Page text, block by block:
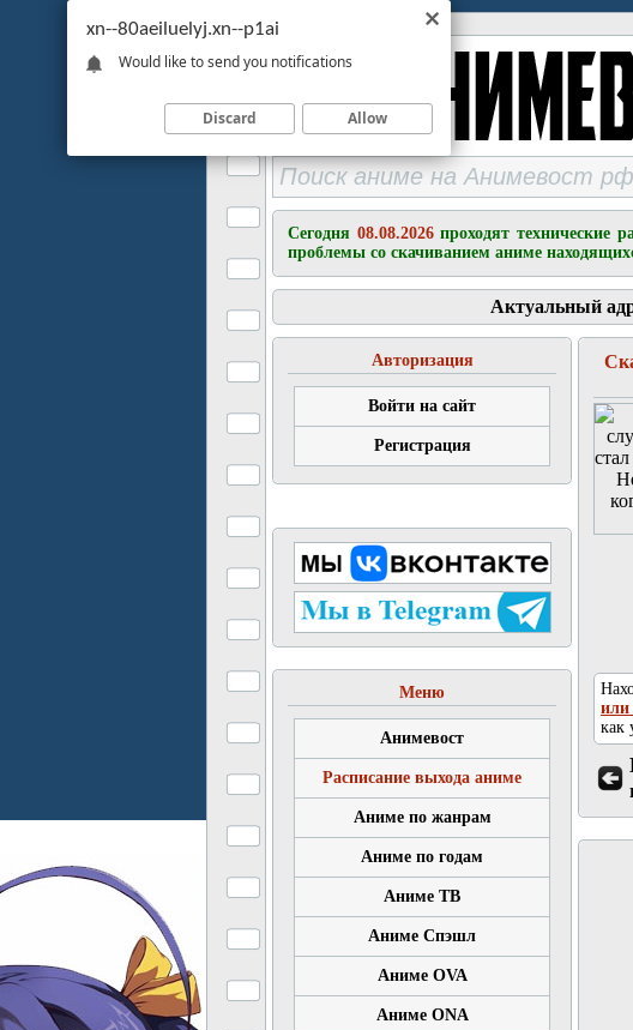
Сегодня 08.08.2026проходят технические
проблемы со скачиванием аниме
Актуальный
Авторизация
Войти на сайт
Регистрация
Меню
Анимевост
Расписание выхода аниме
Аниме по жанрам
Аниме по годам
Аниме ТВ
Аниме Спэшл
Аниме OVA
Аниме ONA
или
как
xn--80aeiluelyj.xn--p1ai
Would like to send you notifications
Discard Allow